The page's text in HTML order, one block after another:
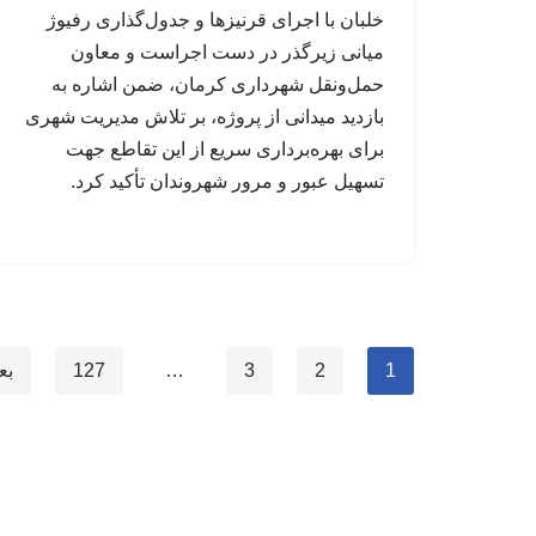
خلبان با اجرای قرنیزها و جدول‌گذاری رفیوژ
میانی زیرگذر در دست اجراست و معاون
حمل‌ونقل شهرداری کرمان، ضمن اشاره به
بازدید میدانی از پروژه، بر تلاش مدیریت شهری
برای بهره‌برداری سریع از این تقاطع جهت
تسهیل عبور و مرور شهروندان تأکید کرد.
1
2
3
…
127